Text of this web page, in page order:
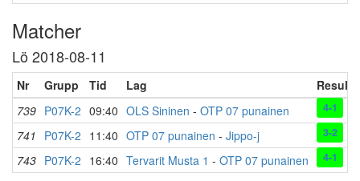
Matcher
Lö 2018-08-11
Nr Grupp Tid Lag
739 P07K-2 09:40 OLS Sininen - OTP 07 punainen 4-1
741 P07K-2 11:40 OTP 07 punainen - Jippo-j 3-2
743 P07K-2 16:40 Tervarit Musta 1 - OTP 07 punainen 4-1